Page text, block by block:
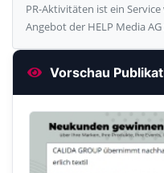
PR-Aktivitäten ist ein
Angebot der HELP Media
Vorschau